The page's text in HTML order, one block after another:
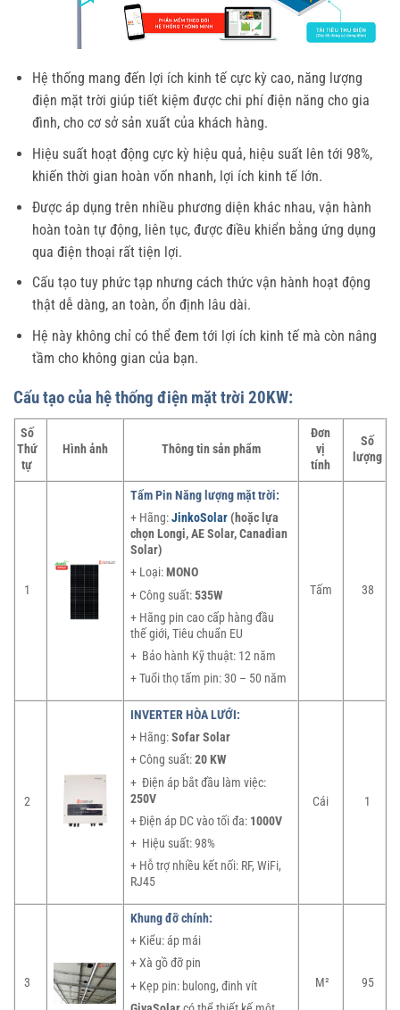
Hệ thống mang đến lợi ích kinh tế cực kỳ cao, năng lượng
điện mặt trời giúp tiết kiệm được chi phí điện năng cho gia
đình, cho cơ sở sản xuất của khách hàng.
Hiệu suất hoạt động cực kỳ hiệu quả, hiệu suất lên tới 98%,
khiến thời gian hoàn vốn nhanh, lợi ích kinh tế lớn.
Được áp dụng trên nhiều phương diện khác nhau, vận hành
hoàn toàn tự động, liên tục, được điều khiển bằng ứng dụng
qua điện thoại rất tiện lợi.
Cấu tạo tuy phức tạp nhưng cách thức vận hành hoạt động
thật dễ dàng, an toàn, ổn định lâu dài.
Hệ này không chỉ có thể đem tới lợi ích kinh tế mà còn nâng
tầm cho không gian của bạn.
Cấu tạo của hệ thống điện mặt trời 20KW:
Số
Thứ
tự
Hình ảnh Thông tin sản phẩm
Đơn
vị
tính
Số
lượng
1
Tấm Pin Năng lượng mặt trời:
+ Hãng:JinkoSolar (hoặc lựa
chọn Longi, AE Solar, Canadian
Solar)
+ Loại:MONO
+ Công suất:535W
+ Hãng pin cao cấp hàng đầu
thế giới, Tiêu chuẩn EU
+ Bảo hành Kỹ thuật: 12 năm
+ Tuổi thọ tấm pin: 30 – 50 năm
Tấm 38
2
INVERTER HÒA LƯỚI:
+ Hãng:Sofar Solar
+ Công suất:20 KW
+ Điện áp bắt đầu làm việc:
250V
+ Điện áp DC vào tối đa: 1000V
+ Hiệu suất: 98%
+ Hỗ trợ nhiều kết nối: RF, WiFi,
RJ45
Cái 1
3
Khung đỡ chính:
+ Kiểu: áp mái
+ Xà gồ đỡ pin
+ Kẹp pin: bulong, đinh vít
M² 95